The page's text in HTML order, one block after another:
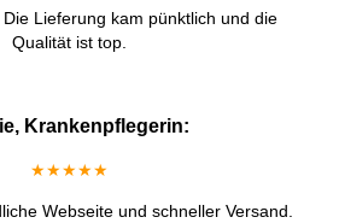
Lieferung kam pünktlich und die
Qualität ist top.
Krankenpflegerin:
★★★★★
Webseite und schneller Versand.